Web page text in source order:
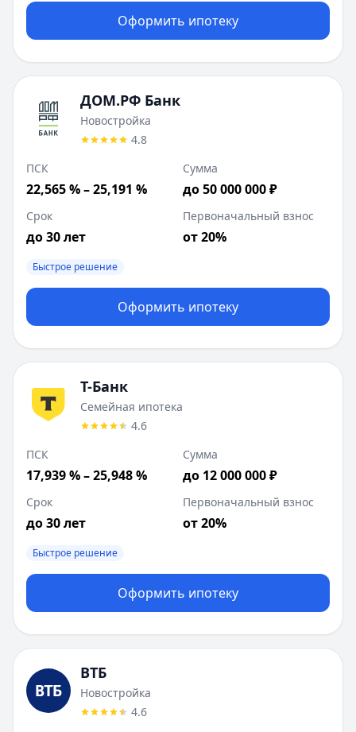
Оформить ипотеку
ДОМ.РФ Банк
Новостройка
4.8
ПСК
22,565 % – 25,191 %
Сумма
до 50 000 000 ₽
Срок
до 30 лет
Первоначальный взнос
от 20%
Быстрое решение
Оформить ипотеку
Т-Банк
Семейная ипотека
4.6
ПСК
17,939 % – 25,948 %
Сумма
до 12 000 000 ₽
Срок
до 30 лет
Первоначальный взнос
от 20%
Быстрое решение
Оформить ипотеку
ВТБ
Новостройка
4.6